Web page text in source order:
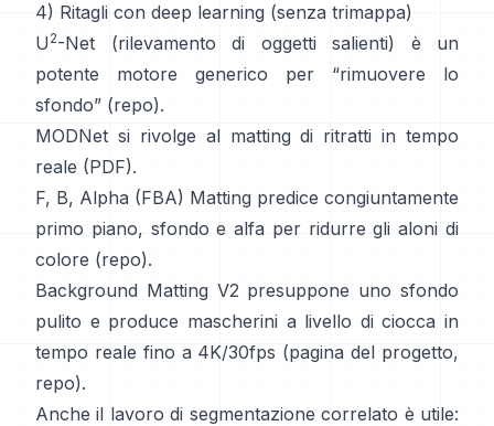
4) Ritagli con deep learning (senza trimappa)
U 2-Net (rilevamento di oggetti salienti) è un
potente motore generico per “rimuovere lo
sfondo” (repo).
MODNet si rivolge al matting di ritratti in tempo
reale (PDF).
F, B, Alpha (FBA) Matting predice congiuntamente
primo piano, sfondo e alfa per ridurre gli aloni di
colore (repo).
Background Matting V2 presuppone uno sfondo
pulito e produce mascherini a livello di ciocca in
tempo reale fino a 4K/30fps (pagina del progetto,
repo).
Anche il lavoro di segmentazione correlato è utile: